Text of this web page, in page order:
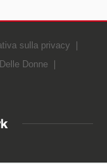
sulla privacy
Donne